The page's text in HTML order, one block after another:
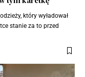
który wyładował
stanie za to przed